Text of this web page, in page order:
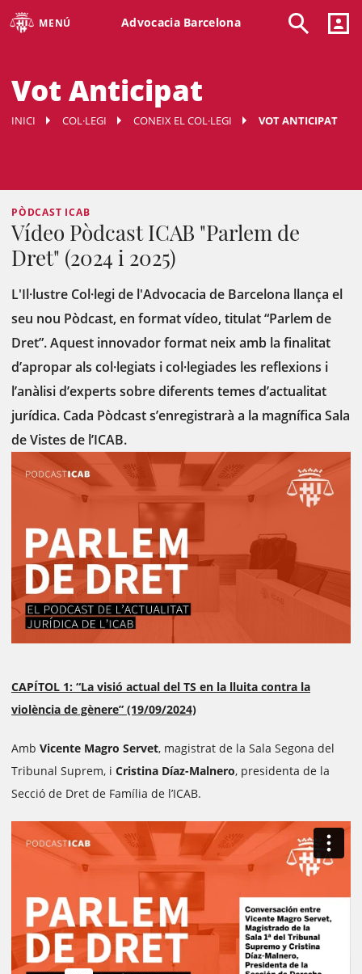
MENÚ Advocacia Barcelona
Vot Anticipat
INICI COL·LEGI CONEIX EL COL·LEGI VOT ANTICIPAT
PÒDCAST ICAB
Vídeo Pòdcast ICAB "Parlem de
Dret" (2024 i 2025)
L'Il·lustre Col·legi de l'Advocacia de Barcelona llança el
seu nou Pòdcast, en format vídeo, titulat “Parlem de
Dret”. Aquest innovador format neix amb la finalitat
d’apropar als col·legiats i col·legiades les reflexions i
l’anàlisi d’experts sobre diferents temes d’actualitat
jurídica. Cada Pòdcast s’enregistrarà a la magnífica Sala
de Vistes de l’ICAB.
CAPÍTOL 1: “La visió actual del TS en la lluita contra la
violència de gènere” (19/09/2024)
Amb Vicente Magro Servet, magistrat de la Sala Segona del
Tribunal Suprem, i Cristina Díaz-Malnero, presidenta de la
Secció de Dret de Família de l’ICAB.